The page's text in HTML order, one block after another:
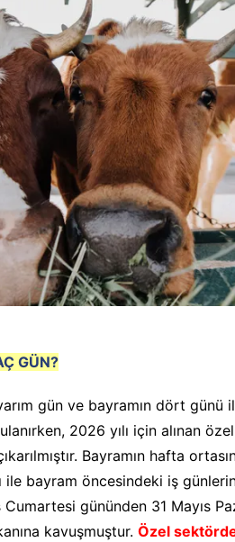
GÜN?
gün ve bayramın dört günü
2026 yılı için alınan
Bayramın hafta
ile bayram öncesindeki iş
gününden 31 Mayıs
kavuşmuştur. Özel